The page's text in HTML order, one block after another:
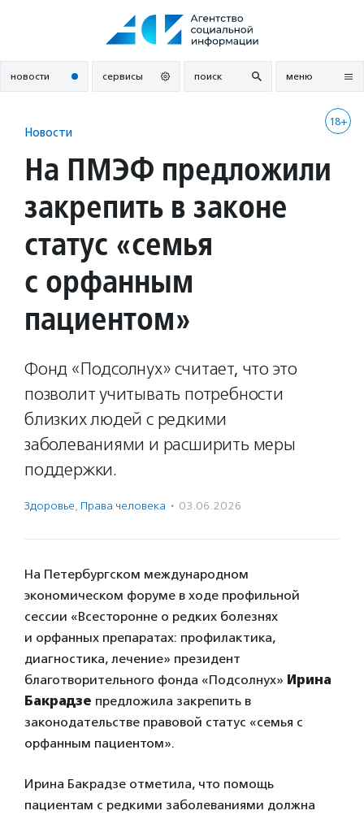
новости сервисы поиск меню
18+
Новости
На ПМЭФ предложили
закрепить в законе
статус «семья
с орфанным
пациентом»
Фонд «Подсолнух» считает, что это
позволит учитывать потребности
близких людей с редкими
заболеваниями и расширить меры
поддержки.
Здоровье, Права человека · 03.06.2026
На Петербургском международном
экономическом форуме в ходе профильной
сессии «Всесторонне о редких болезнях
и орфанных препаратах: профилактика,
диагностика, лечение» президент
благотворительного фонда «Подсолнух» Ирина
Бакрадзе предложила закрепить в
законодательстве правовой статус «семья с
орфанным пациентом».
Ирина Бакрадзе отметила, что помощь
пациентам с редкими заболеваниями должна